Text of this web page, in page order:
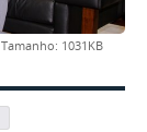
Tamanho: 1031KB